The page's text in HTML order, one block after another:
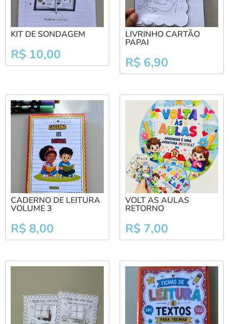
KIT DE SONDAGEM
R$ 10,00
LIVRINHO CARTÃO
PAPAI
R$ 6,90
CADERNO DE LEITURA
VOLUME 3
R$ 8,00
VOLT AS AULAS
RETORNO
R$ 7,00